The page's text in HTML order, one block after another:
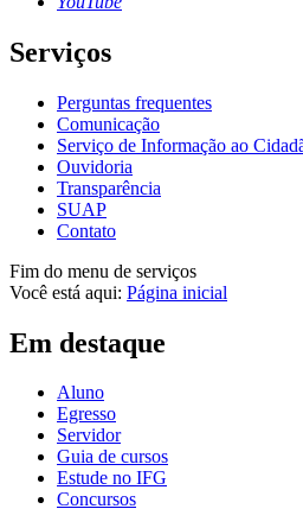
Serviços
Perguntas frequentes
Comunicação
Serviço de Informação ao
Ouvidoria
Transparência
SUAP
Contato
Fim do menu de serviços
Você está aqui: Página inicial
Em destaque
Aluno
Egresso
Servidor
Guia de cursos
Estude no IFG
Concursos